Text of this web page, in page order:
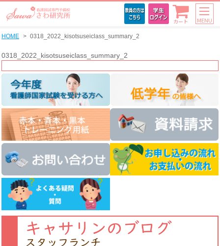
カート MENU
HOME 0318_2022_kisotsuseiclass_summary_2
0318_2022_kisotsuseiclass_summary_2